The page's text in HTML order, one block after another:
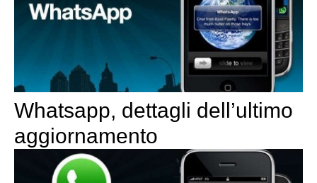
Whatsapp, dettagli dell’ultimo
aggiornamento